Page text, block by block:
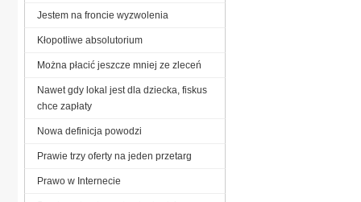
Jestem na froncie wyzwolenia
Kłopotliwe absolutorium
Można płacić jeszcze mniej ze zleceń
Nawet gdy lokal jest dla dziecka, fiskus
chce zapłaty
Nowa definicja powodzi
Prawie trzy oferty na jeden przetarg
Prawo w Internecie